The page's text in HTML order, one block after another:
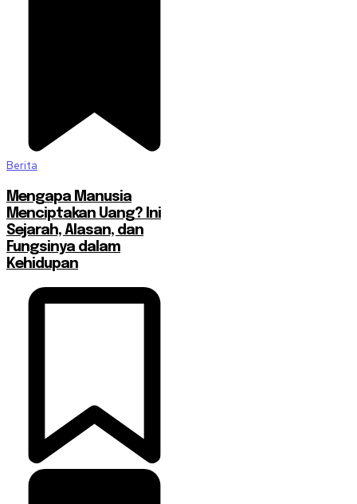
Berita
Mengapa Manusia
Menciptakan Uang? Ini
Sejarah, Alasan, dan
Fungsinya dalam
Kehidupan